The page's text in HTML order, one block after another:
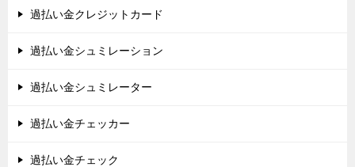
過払い金クレジットカード
過払い金シュミレーション
過払い金シュミレーター
過払い金チェッカー
過払い金チェック